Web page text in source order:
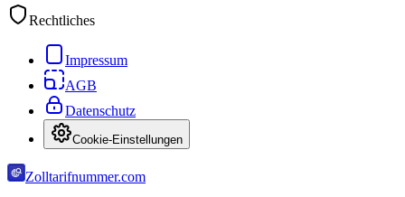
Rechtliches
Impressum
AGB
Datenschutz
Cookie-Einstellungen
Zolltarifnummer.com